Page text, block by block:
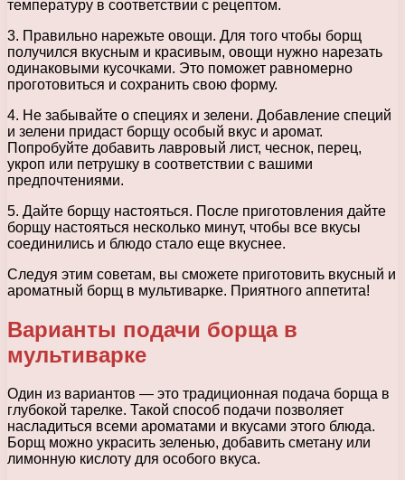
температуру в соответствии с рецептом.
3. Правильно нарежьте овощи. Для того чтобы борщ
получился вкусным и красивым, овощи нужно нарезать
одинаковыми кусочками. Это поможет равномерно
проготовиться и сохранить свою форму.
4. Не забывайте о специях и зелени. Добавление специй
и зелени придаст борщу особый вкус и аромат.
Попробуйте добавить лавровый лист, чеснок, перец,
укроп или петрушку в соответствии с вашими
предпочтениями.
5. Дайте борщу настояться. После приготовления дайте
борщу настояться несколько минут, чтобы все вкусы
соединились и блюдо стало еще вкуснее.
Следуя этим советам, вы сможете приготовить вкусный и
ароматный борщ в мультиварке. Приятного аппетита!
Варианты подачи борща в
мультиварке
Один из вариантов — это традиционная подача борща в
глубокой тарелке. Такой способ подачи позволяет
насладиться всеми ароматами и вкусами этого блюда.
Борщ можно украсить зеленью, добавить сметану или
лимонную кислоту для особого вкуса.